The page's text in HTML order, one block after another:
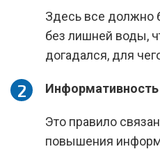
Здесь все должно
без лишней воды,
догадался, для
Информативность
Это правило
повышения